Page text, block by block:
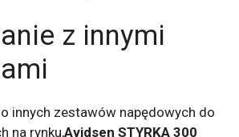
z innymi
innych zestawów napędowych do
na rynku,Avidsen STYRKA 300